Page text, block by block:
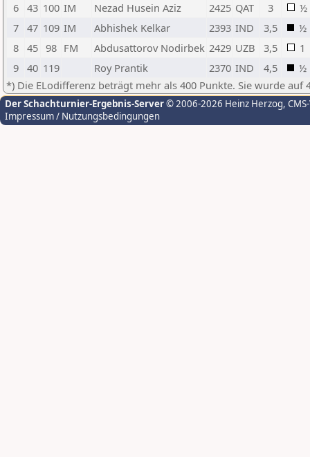
6
43 100 IM Nezad Husein Aziz 2425 QAT 3
½
7
47 109 IM Abhishek Kelkar 2393 IND 3,5
½
8
45 98 FM Abdusattorov Nodirbek 2429 UZB 3,5
1
9
40 119 Roy Prantik 2370 IND 4,5
½
*) Die ELodifferenz beträgt mehr als 400 Punkte. Sie wurde auf
Der Schachturnier-Ergebnis-Server© 2006-2026 Heinz Herzog,
Impressum / Nutzungsbedingungen